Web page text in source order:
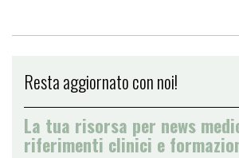
Resta aggiornato con noi!
La tua risorsa per news
riferimenti clinici e